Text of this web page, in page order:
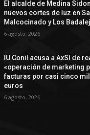
El alcalde de Medina
nuevos cortes de luz en
Malcocinado y Los
6 agosto, 2026
IU Conil acusa a AxSí de
«operación de marketing
facturas por casi cinco
euros
6 agosto, 2026